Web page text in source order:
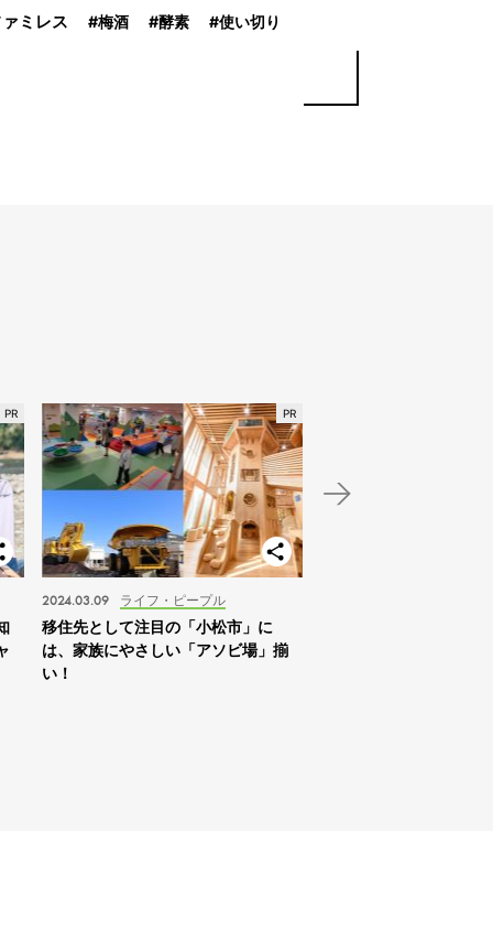
ミレス 梅酒 酵素 使い切り
ライフ・ピープル
2024.03.09
移住先として注目の「小松市」に
は、家族にやさしい「アソビ場」揃
い！